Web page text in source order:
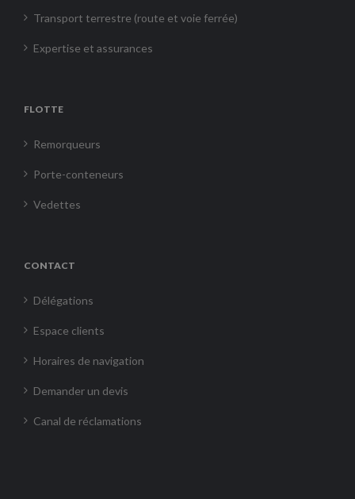
Transport terrestre (route et voie ferrée)
Expertise et assurances
FLOTTE
Remorqueurs
Porte-conteneurs
Vedettes
CONTACT
Délégations
Espace clients
Horaires de navigation
Demander un devis
Canal de réclamations